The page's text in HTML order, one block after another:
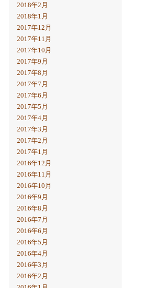
2018年2月
2018年1月
2017年12月
2017年11月
2017年10月
2017年9月
2017年8月
2017年7月
2017年6月
2017年5月
2017年4月
2017年3月
2017年2月
2017年1月
2016年12月
2016年11月
2016年10月
2016年9月
2016年8月
2016年7月
2016年6月
2016年5月
2016年4月
2016年3月
2016年2月